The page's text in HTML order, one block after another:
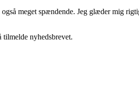
meget spændende. Jeg glæder mig
tilmelde nyhedsbrevet.